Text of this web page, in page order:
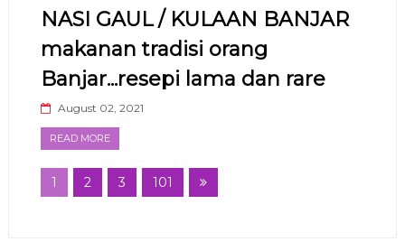
NASI GAUL / KULAAN BANJAR
makanan tradisi orang
Banjar...resepi lama dan rare
August 02, 2021
READ MORE
1 2 3 101